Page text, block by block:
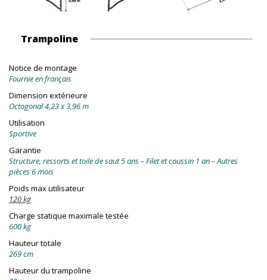
Trampoline
Notice de montage
Fournie en français
Dimension extérieure
Octogonal 4,23 x 3,96 m
Utilisation
Sportive
Garantie
Structure, ressorts et toile de saut 5 ans – Filet et coussin 1 an – Autres
pièces 6 mois
Poids max utilisateur
120 kg
Charge statique maximale testée
600 kg
Hauteur totale
269 cm
Hauteur du trampoline